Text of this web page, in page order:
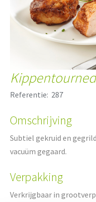
Referentie: 287
Omschrijving
Subtiel gekruid en
vacuüm gegaard.
Verpakking
Verkrijgbaar in